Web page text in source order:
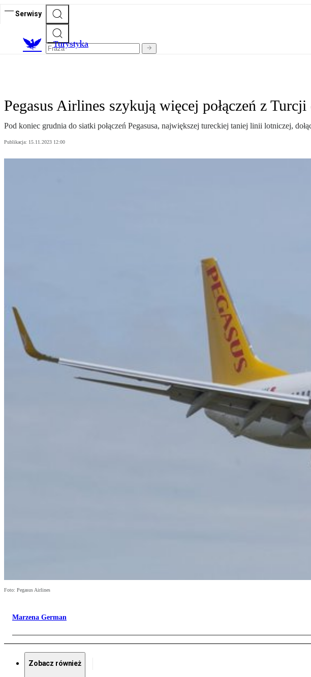
Serwisy
Turystyka
Pegasus Airlines szykują więcej połączeń z
Pod koniec grudnia do siatki połączeń Pegasusa, największej tureckiej taniej linii lotniczej,
Publikacja: 15.11.2023 12:00
Foto: Pegasus Airlines
Marzena German
Zobacz również